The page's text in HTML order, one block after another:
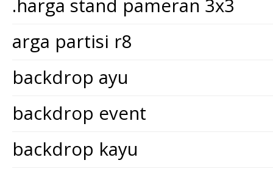
.harga stand pameran 3x3
arga partisi r8
backdrop ayu
backdrop event
backdrop kayu